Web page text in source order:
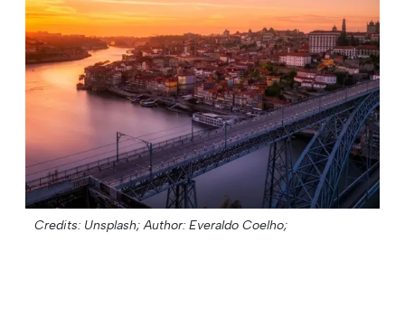
Credits: Unsplash; Author: Everaldo Coelho;